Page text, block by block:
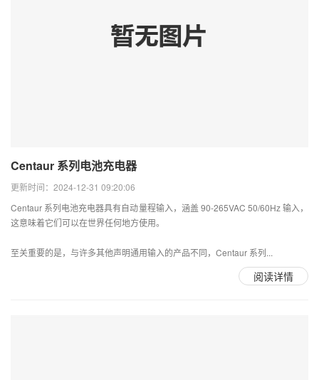
Centaur 系列电池充电器
更新时间：2024-12-31 09:20:06
Centaur 系列电池充电器具有自动量程输入，涵盖 90-265VAC 50/60Hz 输入，
这意味着它们可以在世界任何地方使用。
至关重要的是，与许多其他声明通用输入的产品不同，Centaur 系列...
阅读详情